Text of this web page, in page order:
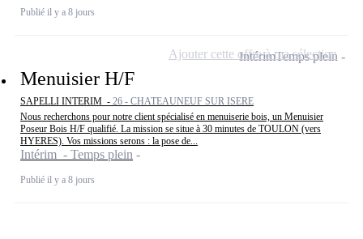
Publié il y a 8 jours
Menuisier H/F
SAPELLI INTERIM - 26 - CHATEAUNEUF SUR ISERE
Nous recherchons pour notre client spécialisé en menuiserie bois, un Menuisier
Poseur Bois H/F qualifié. La mission se situe à 30 minutes de TOULON (vers
HYERES). Vos missions serons : la pose de...
Intérim - Temps plein
Publié il y a 8 jours
IntérimTemps plein
Ajouter cette offre à ma sélection